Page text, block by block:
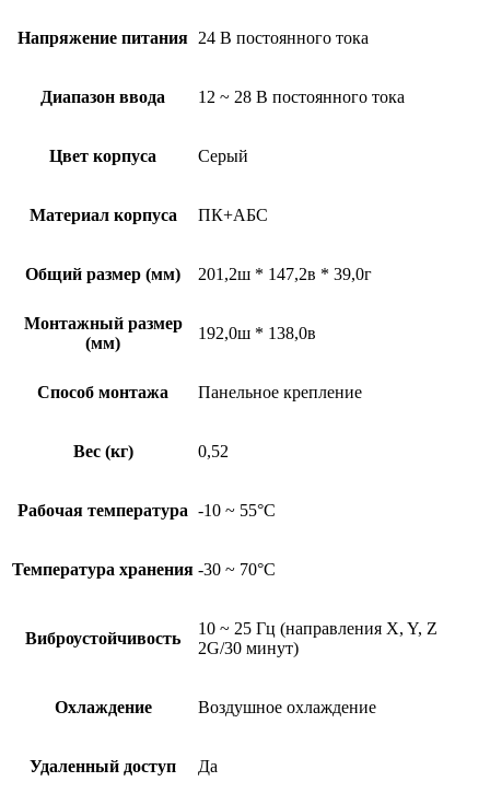
Напряжение питания 24 В постоянного тока
Диапазон ввода 12 ~ 28 В постоянного тока
Цвет корпуса Серый
Материал корпуса ПК+АБС
Общий размер (мм) 201,2ш * 147,2в * 39,0г
Монтажный размер
(мм)
192,0ш * 138,0в
Способ монтажа Панельное крепление
Вес (кг) 0,52
Рабочая температура -10 ~ 55°С
Температура хранения -30 ~ 70°С
Виброустойчивость
10 ~ 25 Гц (направления X, Y, Z
2G/30 минут)
Охлаждение Воздушное охлаждение
Удаленный доступ Да